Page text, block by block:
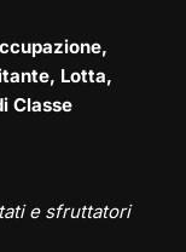
Lotta,
Classe
e sfruttatori